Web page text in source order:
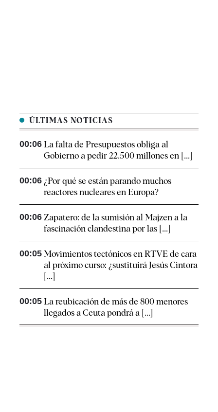
ÚLTIMAS NOTICIAS
00:06 La falta de Presupuestos obliga al
Gobierno a pedir 22.500 millones en [...]
00:06 ¿Por qué se están parando muchos
reactores nucleares en Europa?
00:06 Zapatero: de la sumisión al Majzen a la
fascinación clandestina por las [...]
00:05 Movimientos tectónicos en RTVE de cara
al próximo curso: ¿sustituirá Jesús Cintora
[...]
00:05 La reubicación de más de 800 menores
llegados a Ceuta pondrá a [...]